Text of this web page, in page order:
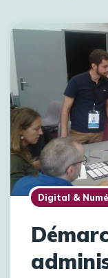
Digital &